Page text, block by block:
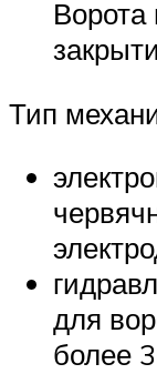
Ворота
Тип
для
более